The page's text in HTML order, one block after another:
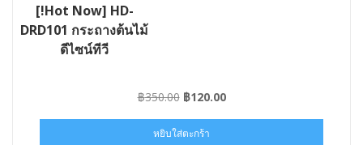
[!Hot Now] HD-
DRD101 กระถางต้นไม้
ดีไซน์ทีวี
฿350.00 Original
was:
฿120.00Current
หยิบใส่ตะกร้า